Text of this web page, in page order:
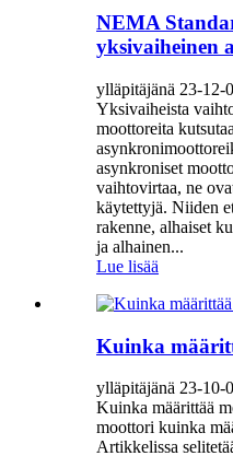
NEMA
yksivaiheinen
ylläpitäjänä 23-12-
Yksivaiheista
moottoreita
asynkroniset
vaihtovirtaa, ne
käytettyjä. Niiden
rakenne, alhaiset
ja alhainen...
Lue lisää
Kuinka
ylläpitäjänä 23-10-
Kuinka määrittää
moottori kuinka
Artikkelissa